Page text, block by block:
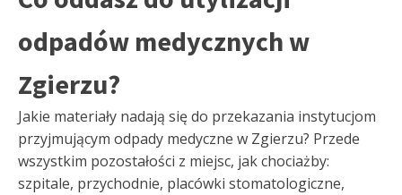
odpadów medycznych w
Zgierzu?
Jakie materiały nadają się do przekazania instytucjom
przyjmującym odpady medyczne w Zgierzu? Przede
wszystkim pozostałości z miejsc, jak chociażby:
szpitale, przychodnie, placówki stomatologiczne,